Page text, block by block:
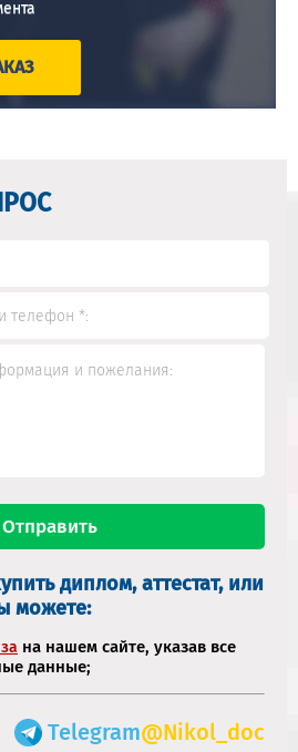
диплом, аттестат, или
можете:
на нашем сайте, указав все
данные;
Telegram@Nikol_doc